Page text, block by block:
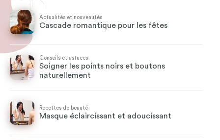
Actualités et nouveautés
Cascade romantique pour les fêtes
Conseils et astuces
Soigner les points noirs et boutons
naturellement
Recettes de beauté
Masque éclaircissant et adoucissant